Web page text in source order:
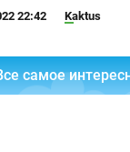
22:42 Kaktus
самое